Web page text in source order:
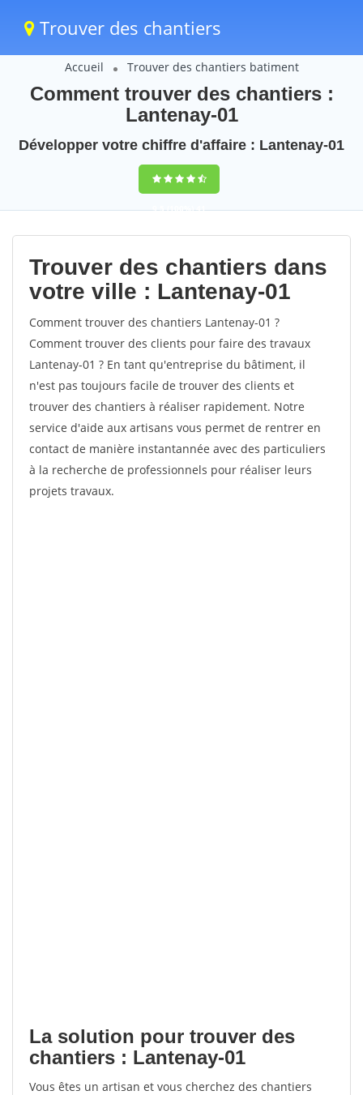
Trouver des chantiers
Accueil Trouver des chantiers batiment
Comment trouver des chantiers :
Lantenay-01
Développer votre chiffre d'affaire : Lantenay-01
9,5(100%)41
votes
Trouver des chantiers dans
votre ville : Lantenay-01
Comment trouver des chantiers Lantenay-01 ?
Comment trouver des clients pour faire des travaux
Lantenay-01 ? En tant qu'entreprise du bâtiment, il
n'est pas toujours facile de trouver des clients et
trouver des chantiers à réaliser rapidement. Notre
service d'aide aux artisans vous permet de rentrer en
contact de manière instantannée avec des particuliers
à la recherche de professionnels pour réaliser leurs
projets travaux.
La solution pour trouver des
chantiers : Lantenay-01
Vous êtes un artisan et vous cherchez des chantiers